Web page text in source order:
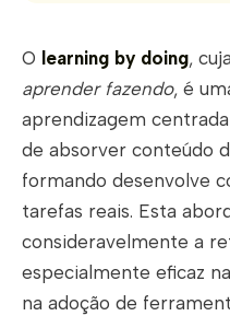
O learning by doing,
aprender fazendo, é
aprendizagem
de absorver conteúdo
formando desenvolve
tarefas reais. Esta
consideravelmente a
especialmente eficaz
na adoção de